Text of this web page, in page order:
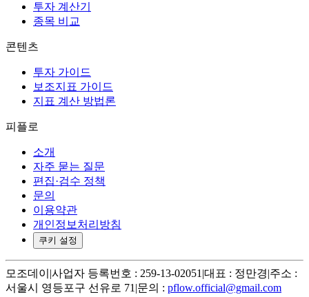
투자 계산기
종목 비교
콘텐츠
투자 가이드
보조지표 가이드
지표 계산 방법론
피플로
소개
자주 묻는 질문
편집·검수 정책
문의
이용약관
개인정보처리방침
쿠키 설정
모조데이 |사업자 등록번호 : 259-13-02051 |대표 : 정만경|주소 :
서울시 영등포구 선유로 71 |문의 : pflow.official@gmail.com